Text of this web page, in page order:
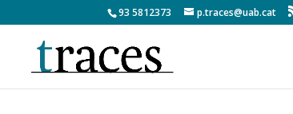
93 5812373 p.traces@uab.cat